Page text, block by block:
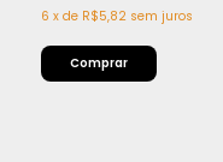
6 x de R$5,82 sem juros